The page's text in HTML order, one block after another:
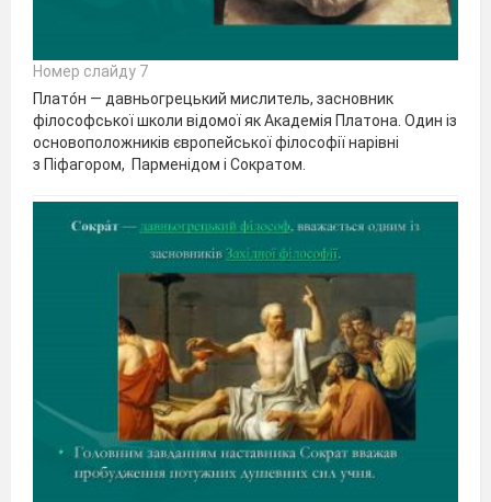
Номер слайду 7
Плато́н — давньогрецький мислитель, засновник
філософської школи відомої як Академія Платона. Один із
основоположників європейської філософії нарівні
з Піфагором, Парменідом і Сократом.